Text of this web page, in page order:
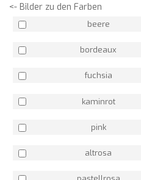
<- Bilder zu den Farben
beere
bordeaux
fuchsia
kaminrot
pink
altrosa